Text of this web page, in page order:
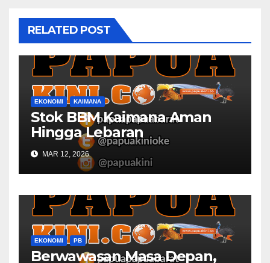
RELATED POST
EKONOMI KAIMANA
Stok BBM Kaimana Aman
Hingga Lebaran
MAR 12, 2026
EKONOMI PB
Berwawasan Masa Depan,